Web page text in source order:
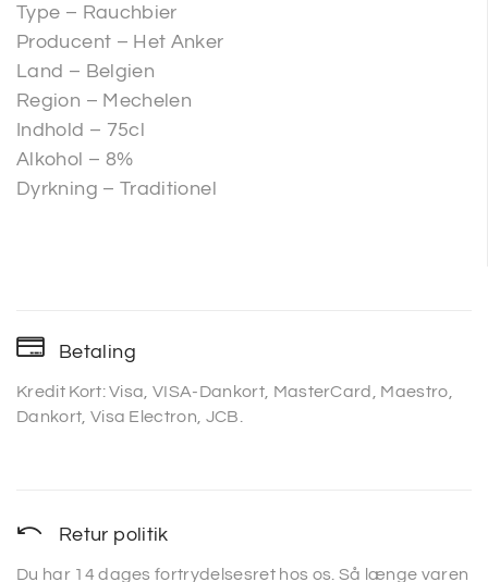
Type – Rauchbier
Producent – Het Anker
Land – Belgien
Region – Mechelen
Indhold – 75cl
Alkohol – 8%
Dyrkning – Traditionel
Betaling
Kredit Kort: Visa, VISA-Dankort, MasterCard, Maestro,
Dankort, Visa Electron, JCB.
Retur politik
Du har 14 dages fortrydelsesret hos os. Så længe varen